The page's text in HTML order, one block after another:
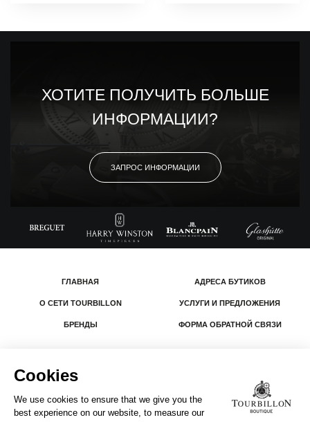
ХОТИТЕ ПОЛУЧИТЬ БОЛЬШЕ
ИНФОРМАЦИИ?
ЗАПРОС ИНФОРМАЦИИ
ГЛАВНАЯ
О СЕТИ TOURBILLON
БРЕНДЫ
АДРЕСА БУТИКОВ
УСЛУГИ И ПРЕДЛОЖЕНИЯ
ФОРМА ОБРАТНОЙ СВЯЗИ
Все права защищены.